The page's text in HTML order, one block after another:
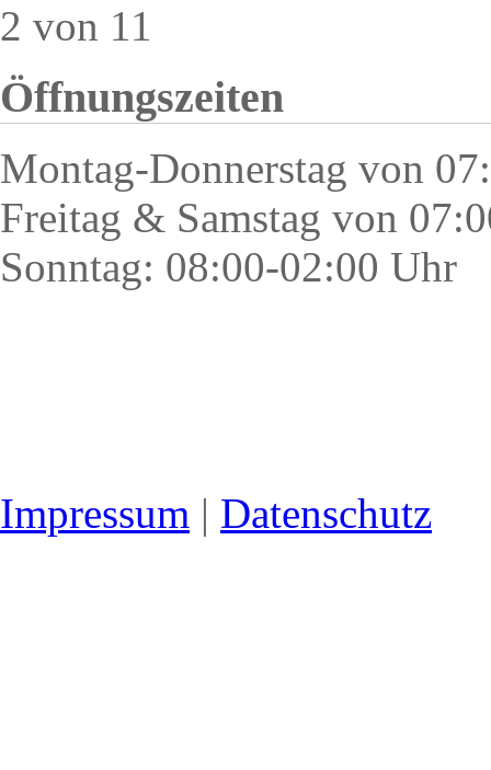
2 von 11
Öffnungszeiten
Montag-Donnerstag von
Freitag & Samstag von
Sonntag: 08:00-02:00 Uhr
Impressum | Datenschutz